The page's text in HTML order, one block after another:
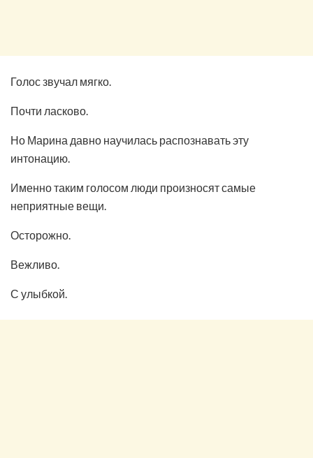
Голос звучал мягко.
Почти ласково.
Но Марина давно научилась распознавать эту
интонацию.
Именно таким голосом люди произносят самые
неприятные вещи.
Осторожно.
Вежливо.
С улыбкой.